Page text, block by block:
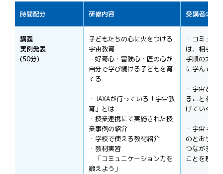
時間配分 研修内容 受講
講義
実例発表
(50分)
子どもたちの心に火をつける
宇宙教育
－好奇心・冒険心・匠の心が
自分で学び続ける子どもを育
てる－
・JAXAが行っている「宇宙教
育」とは
・授業連携にて実施された授
業事例の紹介
・学校で使える教材紹介
・教材実習
「コミュニケーション力を
鍛えよう」
・コミュニ
は、相手に
手順の大切
に学んでい
・宇宙とい
ることをき
げていくこ
・宇宙＝理
のとおり、
つながると
ことを理解